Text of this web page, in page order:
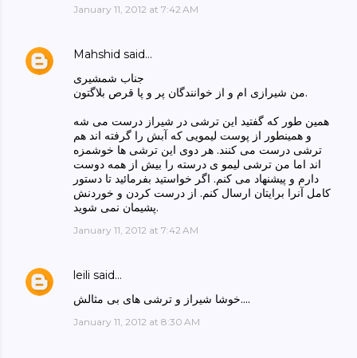
January 11, 2012 at 7:42 AM
Mahshid said…
جناب شمشیری
من شیرازی ام و از خوانندگان پر و پا قرص بلاگتون.
همین طور که گفتید این ترشی در شیراز درست می شه
و همینطور از پوست لیمویی که آبش را گرفته اند هم
ترشی درست می کنند. هر دوی این ترشی ها خوشمزه
اند اما من ترشی لیمو ی درسته را بیش از همه دوست
دارم و پیشنهاد می کنم. اگر خواستید بفرمائید تا دستور
کامل آنرا برایتان ارسال کنم. از درست کردن و خوردنش
پشیمان نمی شوید.
January 11, 2012 at 7:42 AM
leili said…
خوشا شیراز و ترشی های بی مثالش....
January 11, 2012 at 8:30 AM